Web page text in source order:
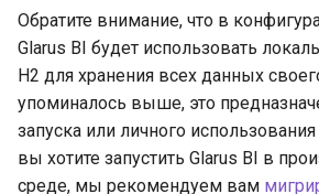
Обратите внимание, что в
Glarus BI будет использовать
H2 для хранения всех данных
упоминалось выше, это
запуска или личного
вы хотите запустить Glarus BI в
среде, мы рекомендуем вам